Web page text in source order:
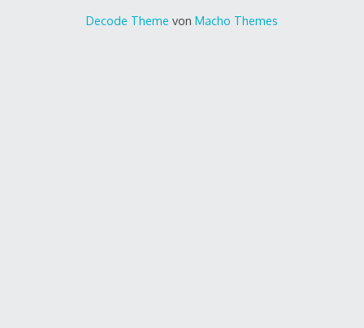
Decode Theme von Macho Themes